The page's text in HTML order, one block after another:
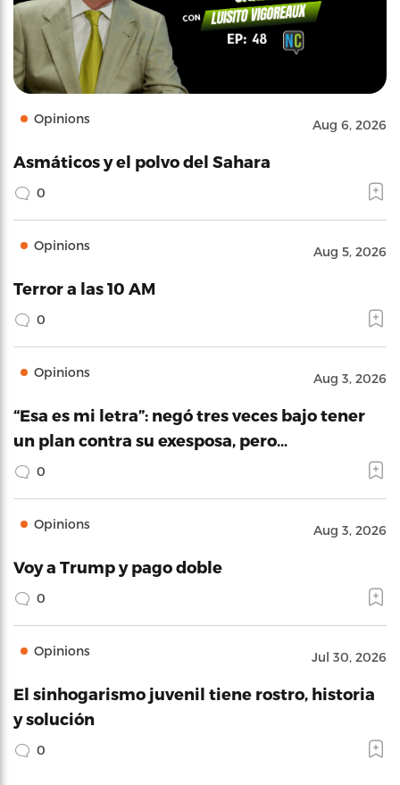
Opinions Aug 6, 2026
Asmáticos y el polvo del Sahara
0
Opinions Aug 5, 2026
Terror a las 10 AM
0
Opinions Aug 3, 2026
“Esa es mi letra”: negó tres veces bajo tener
un plan contra su exesposa, pero…
0
Opinions Aug 3, 2026
Voy a Trump y pago doble
0
Opinions Jul 30, 2026
El sinhogarismo juvenil tiene rostro, historia
y solución
0